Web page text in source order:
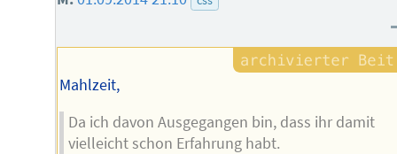
Mahlzeit,
Da ich davon Ausgegangen bin, dass ihr damit
vielleicht schon Erfahrung habt.